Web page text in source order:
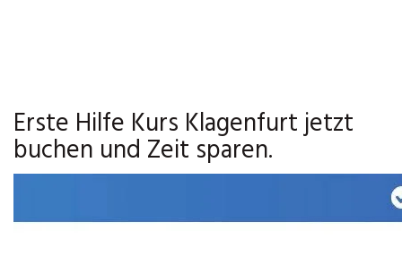
Erste Hilfe Kurs Klagenfurt jetzt
buchen und Zeit sparen.